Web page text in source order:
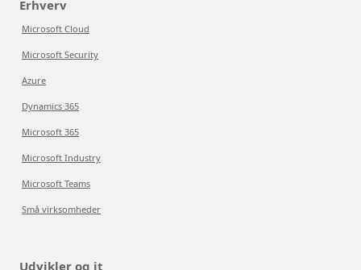
Erhverv
Microsoft Cloud
Microsoft Security
Azure
Dynamics 365
Microsoft 365
Microsoft Industry
Microsoft Teams
Små virksomheder
Udvikler og it